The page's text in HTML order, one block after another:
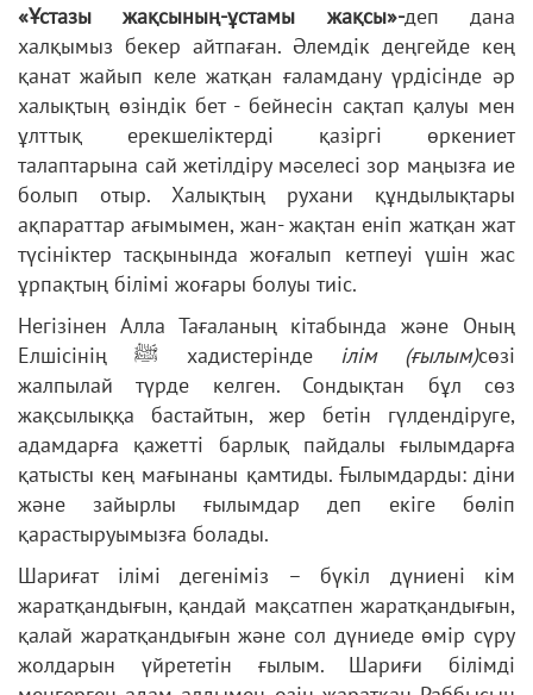
«Ұстазы жақсының-ұстамы жақсы»-деп дана
халқымыз бекер айтпаған. Әлемдік деңгейде кең
қанат жайып келе жатқан ғаламдану үрдісінде әр
халықтың өзіндік бет - бейнесін сақтап қалуы мен
ұлттық ерекшеліктерді қазіргі өркениет
талаптарына сай жетілдіру мәселесі зор маңызға ие
болып отыр. Халықтың рухани құндылықтары
ақпараттар ағымымен, жан- жақтан еніп жатқан жат
түсініктер тасқынында жоғалып кетпеуі үшін жас
ұрпақтың білімі жоғары болуы тиіс.
Негізінен Алла Тағаланың кітабында және Оның
Елшісінің ﷺ хадистерінде ілім (ғылым)сөзі
жалпылай түрде келген. Сондықтан бұл сөз
жақсылыққа бастайтын, жер бетін гүлдендіруге,
адамдарға қажетті барлық пайдалы ғылымдарға
қатысты кең мағынаны қамтиды. Ғылымдарды: діни
және зайырлы ғылымдар деп екіге бөліп
қарастыруымызға болады.
Шариғат ілімі дегеніміз – бүкіл дүниені кім
жаратқандығын, қандай мақсатпен жаратқандығын,
қалай жаратқандығын және сол дүниеде өмір сүру
жолдарын үйрететін ғылым. Шариғи білімді